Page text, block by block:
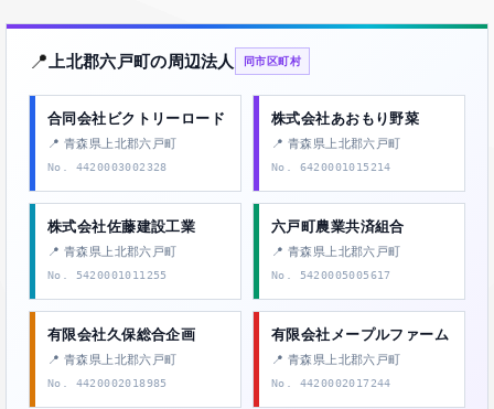
📍 上北郡六戸町の周辺法人 同市区町村
合同会社ビクトリーロード
📍 青森県上北郡六戸町
No. 4420003002328
株式会社あおもり野菜
📍 青森県上北郡六戸町
No. 6420001015214
株式会社佐藤建設工業
📍 青森県上北郡六戸町
No. 5420001011255
六戸町農業共済組合
📍 青森県上北郡六戸町
No. 5420005005617
有限会社久保総合企画
📍 青森県上北郡六戸町
No. 4420002018985
有限会社メープルファーム
📍 青森県上北郡六戸町
No. 4420002017244